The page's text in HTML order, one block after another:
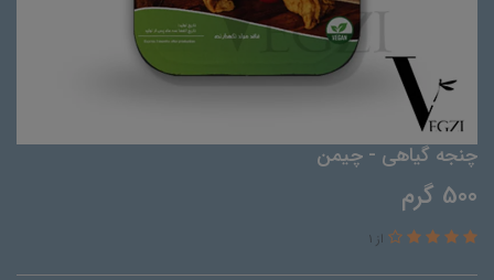
چنجه گیاهی - چیمن
500 گرم
از 1